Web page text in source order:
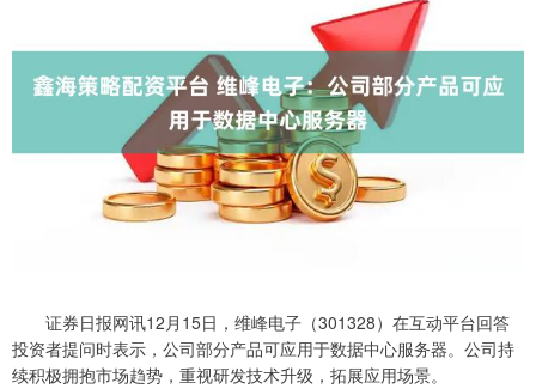
证券日报网讯12月15日，维峰电子（301328）在互动平台回答
投资者提问时表示，公司部分产品可应用于数据中心服务器。公司持
续积极拥抱市场趋势，重视研发技术升级，拓展应用场景。